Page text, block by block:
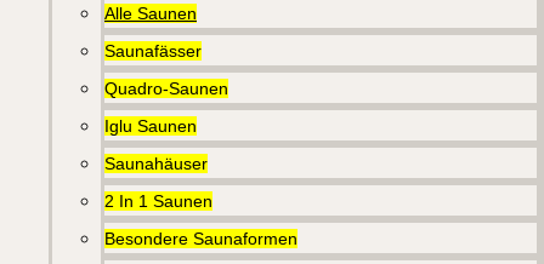
Alle Saunen
Saunafässer
Quadro-Saunen
Iglu Saunen
Saunahäuser
2 In 1 Saunen
Besondere Saunaformen